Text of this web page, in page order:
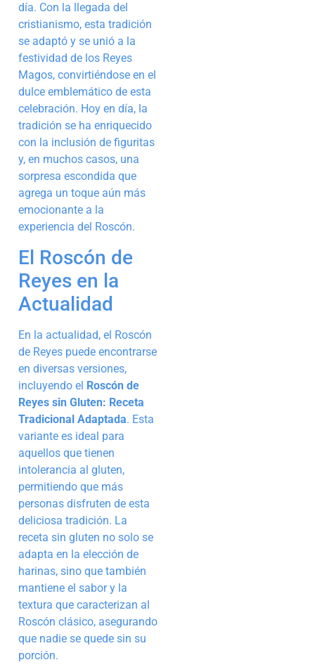
día. Con la llegada del
cristianismo, esta tradición
se adaptó y se unió a la
festividad de los Reyes
Magos, convirtiéndose en el
dulce emblemático de esta
celebración. Hoy en día, la
tradición se ha enriquecido
con la inclusión de figuritas
y, en muchos casos, una
sorpresa escondida que
agrega un toque aún más
emocionante a la
experiencia del Roscón.
El Roscón de
Reyes en la
Actualidad
En la actualidad, el Roscón
de Reyes puede encontrarse
en diversas versiones,
incluyendo el Roscón de
Reyes sin Gluten: Receta
Tradicional Adaptada. Esta
variante es ideal para
aquellos que tienen
intolerancia al gluten,
permitiendo que más
personas disfruten de esta
deliciosa tradición. La
receta sin gluten no solo se
adapta en la elección de
harinas, sino que también
mantiene el sabor y la
textura que caracterizan al
Roscón clásico, asegurando
que nadie se quede sin su
porción.